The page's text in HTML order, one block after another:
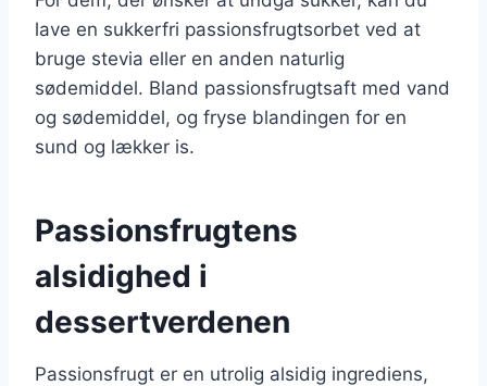
lave en sukkerfri passionsfrugtsorbet ved at
bruge stevia eller en anden naturlig
sødemiddel. Bland passionsfrugtsaft med vand
og sødemiddel, og fryse blandingen for en
sund og lækker is.
Passionsfrugtens
alsidighed i
dessertverdenen
Passionsfrugt er en utrolig alsidig ingrediens,